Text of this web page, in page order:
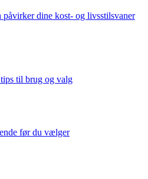
påvirker dine kost- og livsstilsvaner
til brug og valg
før du vælger